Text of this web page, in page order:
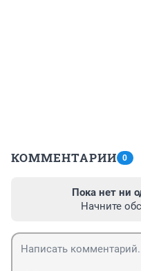
КОММЕНТАРИИ 0
Пока нет ни
Начните